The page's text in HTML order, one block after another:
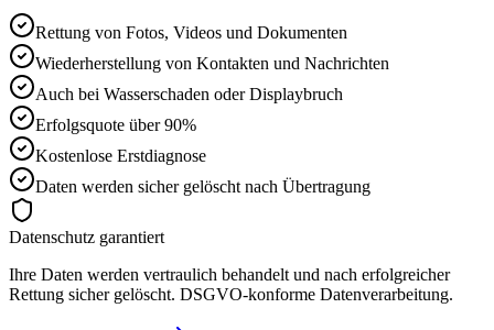
Rettung von Fotos, Videos und Dokumenten
Wiederherstellung von Kontakten und Nachrichten
Auch bei Wasserschaden oder Displaybruch
Erfolgsquote über 90%
Kostenlose Erstdiagnose
Daten werden sicher gelöscht nach Übertragung
Datenschutz garantiert
Ihre Daten werden vertraulich behandelt und nach erfolgreicher
Rettung sicher gelöscht. DSGVO-konforme Datenverarbeitung.